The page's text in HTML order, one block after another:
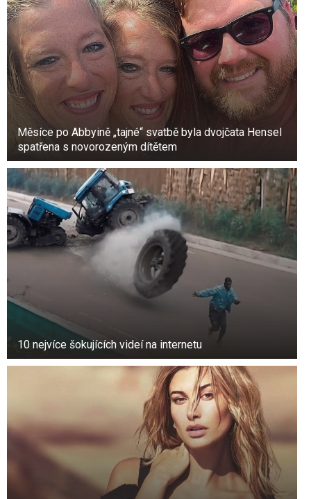
Další změny, jako jsou důlky, vyvýšeniny, linie,
změny tvaru nebo jiné změny, mohou naznačovat
nedostatek železa, onemocnění ledvin a nutriční
nedostatky.
Jak rakovina mění nehty.
Černé skvrny pod nehty mohou být známkou
rakoviny, jako je melanom, nebo bradavice
rostoucí pod nehtem.
Bílé skvrny a čáry na nehtech mohou naznačovat
nedostatek zinku, vápníku nebo železa ve vaší
stravě nebo plísňovou infekci.
Co je to klubání nehtů?
Kroužení nehtů je, když se oblasti pod a kolem
vašich nehtů na nohou a rukou mění kvůli nějaké
poruše. Nehty mohou také vykazovat změny.
Nehty se mohou například rozšiřovat a
omotávat kolem konečků prstů.
I když se tento stav může někdy objevit u
zdravého člověka bez zjevné příčiny, může být
také příznakem vážnějších zdravotních
problémů. Tato změna tvaru může být
způsobena nízkými hladinami kyslíku v tělesných
Měsíce po Abbyině „tajné“ svatbě byla dvojčata Hensel
spatřena s novorozeným dítětem
10 nejvíce šokujících videí na internetu